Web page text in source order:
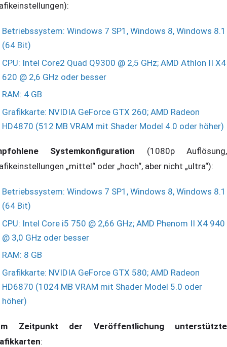
Betriebssystem: Windows 7 SP1, Windows 8, Windows 8.1
(64 Bit)
CPU: Intel Core2 Quad Q9300 @ 2,5 GHz; AMD Athlon II X4
620 @ 2,6 GHz oder besser
RAM: 4 GB
Grafikkarte: NVIDIA GeForce GTX 260; AMD Radeon
HD4870 (512 MB VRAM mit Shader Model 4.0 oder höher)
Systemkonfiguration (1080p Auflösung,
„mittel“ oder „hoch“, aber nicht „ultra“):
Betriebssystem: Windows 7 SP1, Windows 8, Windows 8.1
(64 Bit)
CPU: Intel Core i5 750 @ 2,66 GHz; AMD Phenom II X4 940
@ 3,0 GHz oder besser
RAM: 8 GB
Grafikkarte: NVIDIA GeForce GTX 580; AMD Radeon
HD6870 (1024 MB VRAM mit Shader Model 5.0 oder
höher)
Zeitpunkt der Veröffentlichung unterstützte
: